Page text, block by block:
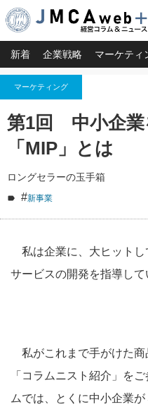
新着 企業戦略 マーケティ
マーケティング
第1回 中小企業
「MIP」とは
ロングセラーの玉手箱
#新事業
私は企業に、大ヒットし
サービスの開発を指導して
私がこれまで手がけた商
「コラムニスト紹介」を
ムでは、とくに中小企業